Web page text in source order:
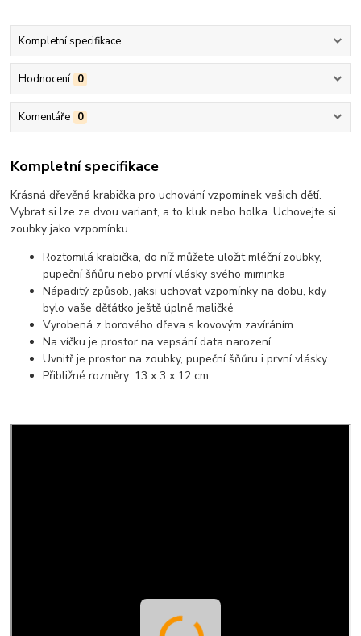
Kompletní specifikace
Hodnocení 0
Komentáře 0
Kompletní specifikace
Krásná dřevěná krabička pro uchování vzpomínek vašich dětí.
Vybrat si lze ze dvou variant, a to kluk nebo holka. Uchovejte si
zoubky jako vzpomínku.
Roztomilá krabička, do níž můžete uložit mléční zoubky,
pupeční šňůru nebo první vlásky svého miminka
Nápaditý způsob, jaksi uchovat vzpomínky na dobu, kdy
bylo vaše děťátko ještě úplně maličké
Vyrobená z borového dřeva s kovovým zavíráním
Na víčku je prostor na vepsání data narození
Uvnitř je prostor na zoubky, pupeční šňůru i první vlásky
Přibližné rozměry: 13 x 3 x 12 cm